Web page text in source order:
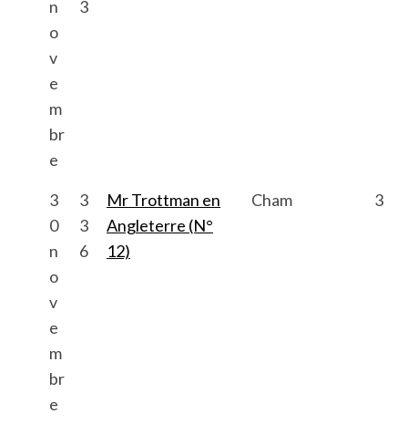
n
o
v
e
m
br
e
3
3
0
n
o
v
e
m
br
e
3
3
6
Mr Trottman en
Angleterre (N°
12)
Cham 3